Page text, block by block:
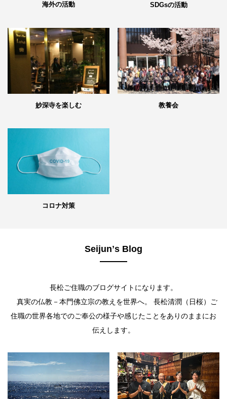
海外の活動 SDGsの活動
妙深寺を楽しむ 教養会
コロナ対策
Seijunʼs Blog
長松ご住職のブログサイトになります。
真実の仏教－本門佛立宗の教えを世界へ。 長松清潤（日桜）ご
住職の世界各地でのご奉公の様子や感じたことをありのままにお
伝えします。